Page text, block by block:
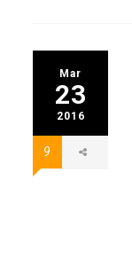
Mar
23
2016
9